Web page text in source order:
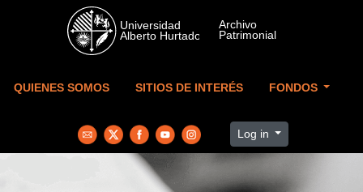
Skip to main content
QUIENES SOMOS SITIOS DE INTERÉS FONDOS
Log in